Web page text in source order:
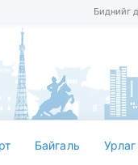
Биднийг
Байгаль Урлаг